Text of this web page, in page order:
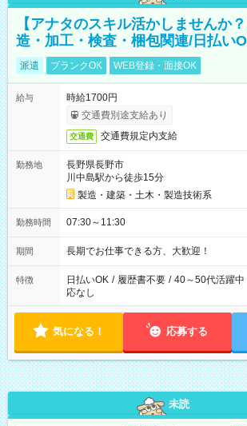
【アナタのスキル活かしませんか
造・加工・検査・梱包関連/日払い
派遣 ブランクOK WEB登録・面接OK
給与
時給1700円
交通費別途支給あり
交通費 交通費規定内支給
勤務地
長野県長野市
川中島駅から徒歩15分
製造・建築・土木・製造技術系
勤務時間 07:30～11:30
期間 長期でお仕事できる方、大歓迎！
特徴 日払いOK / 履歴書不要 / 40～50代活躍中
応なし
気になる！ 応募する
未読